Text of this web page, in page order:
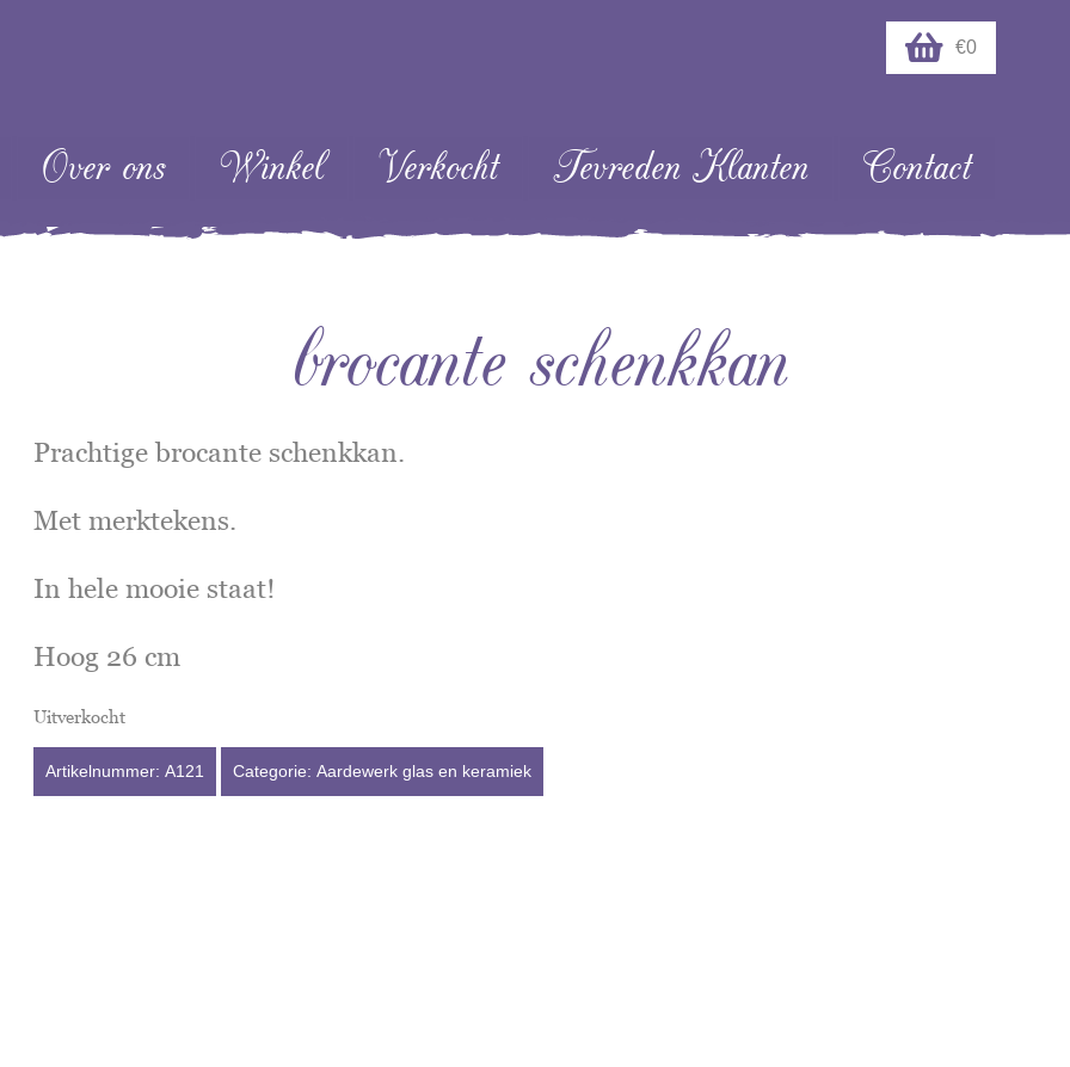
€0
Over ons Winkel Verkocht Tevreden Klanten Contact
brocante schenkkan
Prachtige brocante schenkkan.
Met merktekens.
In hele mooie staat!
Hoog 26 cm
Uitverkocht
Artikelnummer:A121 Categorie:Aardewerk glas en keramiek